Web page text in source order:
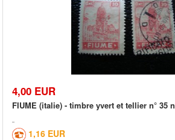
4,00 EUR
FIUME (italie) - timbre yvert et tellier n° 35 n
1,16 EUR